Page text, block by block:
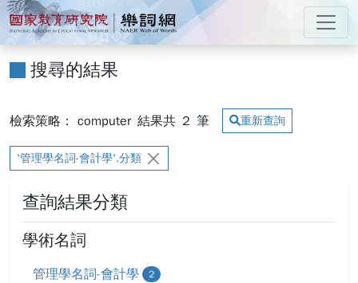
跳到主要內容
:::
國家教育研究院 樂詞網
搜尋的結果
檢索策略： computer 結果共 2 筆 重新查詢
'管理學名詞-會計學'.分類
查詢結果分類
學術名詞
管理學名詞-會計學 2